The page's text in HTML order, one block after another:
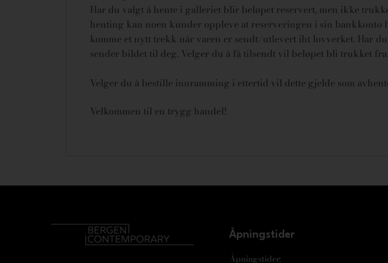
Har du valgt å hente i galleriet blir beløpet reservert, men ikke
henting kan noen kunder oppleve at reserveringen i sin
komme et nytt trekk når varen er sendt/utlevert iht lovverket. Har
sender bildet til deg. Velger du å få tilsendt vil beløpet bli trukket
Velger du å bestille innramming i ettertid vil dette gjelde som
Velkommen til en trygg handel!
Åpningstider
Åpningstider: